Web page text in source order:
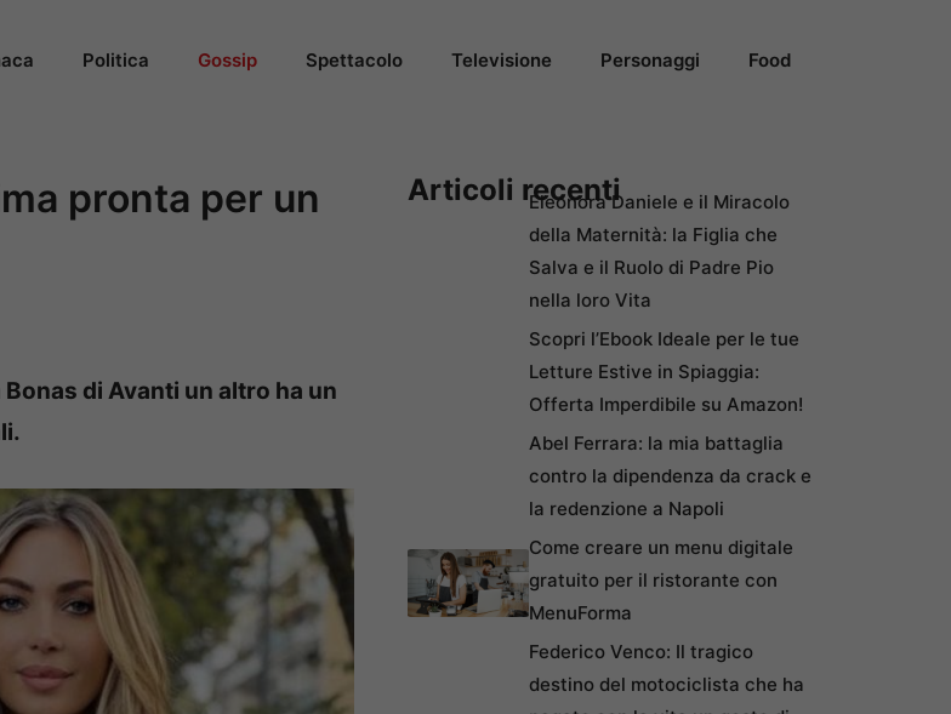
Politica Gossip Spettacolo Televisione Personaggi Food
pronta per un
di Avanti un altro ha un
Articoli recentiEleonora Daniele e il Miracolo
della Maternità: la Figlia che
Salva e il Ruolo di Padre Pio
nella loro Vita
Scopri l’Ebook Ideale per le tue
Letture Estive in Spiaggia:
Offerta Imperdibile su Amazon!
Abel Ferrara: la mia battaglia
contro la dipendenza da crack e
la redenzione a Napoli
Come creare un menu digitale
gratuito per il ristorante con
MenuForma
Federico Venco: Il tragico
destino del motociclista che ha